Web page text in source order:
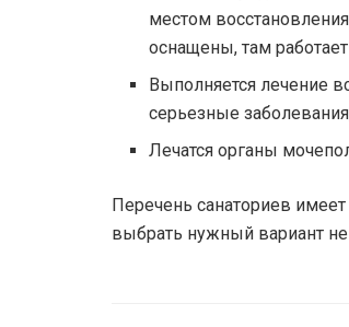
местом
оснащены, там
Выполняется лечение
серьезные
Лечатся органы
Перечень санаториев
выбрать нужный вариант не